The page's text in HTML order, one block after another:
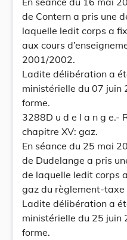
de Contern a pris une
laquelle ledit corps a
aux cours
2001/2002.
Ladite délibération a
ministérielle du 07 juin
forme.
3288D u d e l a n g e.-
chapitre XV: gaz.
En séance du 25 mai
de Dudelange a pris
de laquelle ledit corps
gaz du règlement-taxe
Ladite délibération a
ministérielle du 25 juin
forme.